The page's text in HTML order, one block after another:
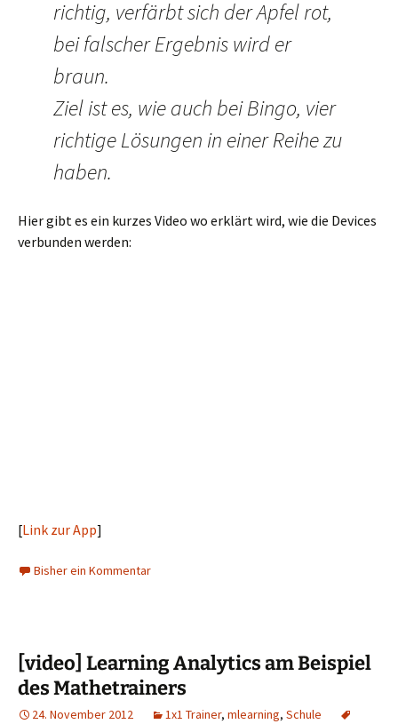
richtig, verfärbt sich der Apfel rot,
bei falscher Ergebnis wird er
braun.
Ziel ist es, wie auch bei Bingo, vier
richtige Lösungen in einer Reihe zu
haben.
Hier gibt es ein kurzes Video wo erklärt wird, wie die Devices
verbunden werden:
[Link zur App]
Bisher ein Kommentar
[video] Learning Analytics am Beispiel
des Mathetrainers
24. November 2012 1x1 Trainer, mlearning, Schule